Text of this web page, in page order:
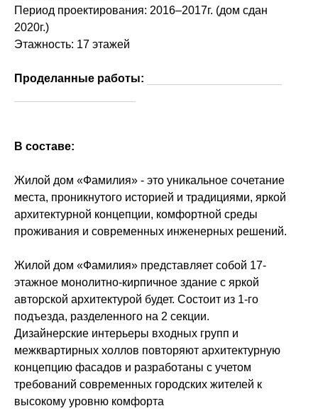
Период проектирования: 2016–2017г. (дом сдан
2020г.)
Этажность: 17 этажей
Проделанные работы:
В составе:
Жилой дом «Фамилия» - это уникальное сочетание
места, проникнутого историей и традициями, яркой
архитектурной концепции, комфортной среды
проживания и современных инженерных решений.
Жилой дом «Фамилия» представляет собой 17-
этажное монолитно-кирпичное здание с яркой
авторской архитектурой будет. Состоит из 1-го
подъезда, разделенного на 2 секции.
Дизайнерские интерьеры входных групп и
межквартирных холлов повторяют архитектурную
концепцию фасадов и разработаны с учетом
требований современных городских жителей к
высокому уровню комфорта